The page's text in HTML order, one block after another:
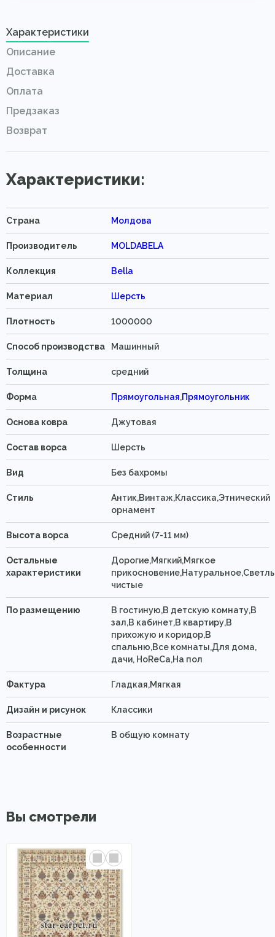
Характеристики
Описание
Доставка
Оплата
Предзаказ
Возврат
Характеристики:
Страна Молдова
Производитель MOLDABELA
Коллекция Bella
Материал Шерсть
Плотность 1000000
Способ производства Машинный
Толщина средний
Форма Прямоугольная,Прямоугольник
Основа ковра Джутовая
Состав ворса Шерсть
Вид Без бахромы
Стиль
Антик,Винтаж,Классика,Этнический
орнамент
Высота ворса Средний (7-11 мм)
Остальные
характеристики
Дорогие,Мягкий,Мягкое
чистые
По размещению
В гостиную,В детскую комнату,В
зал,В кабинет,В квартиру,В
прихожую и коридор,В
спальню,Все комнаты,Для дома,
дачи, HoReCa,На пол
Фактура Гладкая,Мягкая
Дизайн и рисунок Классики
Возрастные
особенности
В общую комнату
Вы смотрели